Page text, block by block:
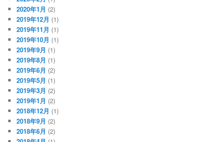
2020年1月 (2)
2019年12月 (1)
2019年11月 (1)
2019年10月 (1)
2019年9月 (1)
2019年8月 (1)
2019年6月 (2)
2019年5月 (1)
2019年3月 (2)
2019年1月 (2)
2018年12月 (1)
2018年9月 (2)
2018年6月 (2)